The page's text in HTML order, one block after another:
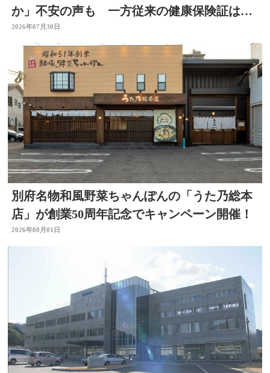
か」不安の声も 一方従来の健康保険証は使
用不可に
2026年07月30日
別府名物和風野菜ちゃんぽんの「うた乃総本
店」が創業50周年記念でキャンペーン開催！
2026年08月01日